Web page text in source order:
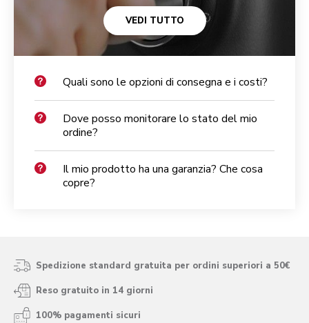
VEDI TUTTO
Quali sono le opzioni di consegna e i costi?
Dove posso monitorare lo stato del mio
ordine?
Il mio prodotto ha una garanzia? Che cosa
copre?
Spedizione standard gratuita per ordini superiori a 50€
Reso gratuito in 14 giorni
100% pagamenti sicuri